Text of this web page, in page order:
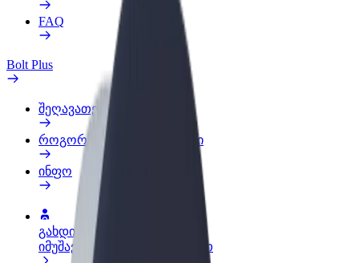
FAQ
Bolt Plus
შეღავათები
როგორ გავხდე გამომწერი
ინფო
გახდი პარტნიორი მძღოლი
იმუშავე საკუთარი გრაფიკით